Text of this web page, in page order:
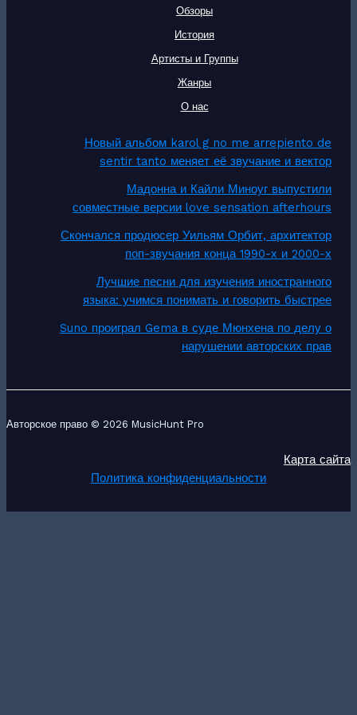
Обзоры
История
Артисты и Группы
Жанры
О нас
Новый альбом karol g no me arrepiento de
sentir tanto меняет её звучание и вектор
Мадонна и Кайли Миноуг выпустили
совместные версии love sensation afterhours
Скончался продюсер Уильям Орбит, архитектор
поп-звучания конца 1990-х и 2000-х
Лучшие песни для изучения иностранного
языка: учимся понимать и говорить быстрее
Suno проиграл Gema в суде Мюнхена по делу о
нарушении авторских прав
Авторское право © 2026 MusicHunt Pro
Карта сайта
Политика конфиденциальности